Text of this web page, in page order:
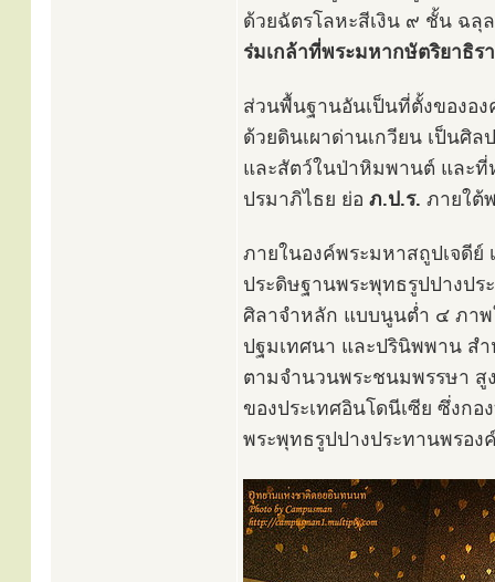
ด้วยฉัตรโลหะสีเงิน ๙ ชั้น ฉลุ
ร่มเกล้าที่พระมหากษัตริยาธิ
ส่วนพื้นฐานอันเป็นที่ตั้งของอ
ด้วยดินเผาด่านเกวียน เป็น
และสัตว์ในป่าหิมพานต์ และ
ปรมาภิไธย ย่อ ภ.ป.ร. ภายใต้
ภายในองค์พระมหาสถูปเจดีย์
ประดิษฐานพระพุทธรูปปางป
ศิลาจำหลัก แบบนูนต่ำ ๔ ภา
ปฐมเทศนา และปรินิพพาน ส
ตามจำนวนพระชนมพรรษา
ของประเทศอินโดนีเซีย ซึ่งก
พระพุทธรูปปางประทานพรอง